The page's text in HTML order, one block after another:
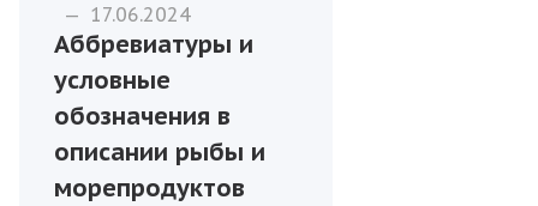
— 17.06.2024
Аббревиатуры и
условные
обозначения в
описании рыбы и
морепродуктов